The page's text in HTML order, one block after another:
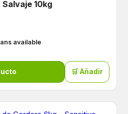
10kg
available
🛒 Añadir